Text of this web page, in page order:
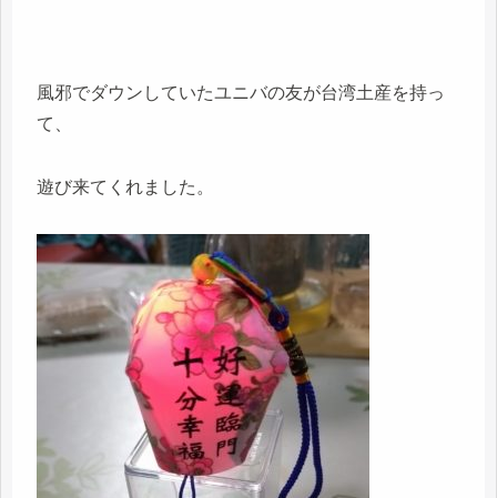
風邪でダウンしていたユニバの友が台湾土産を持っ
て、
遊び来てくれました。